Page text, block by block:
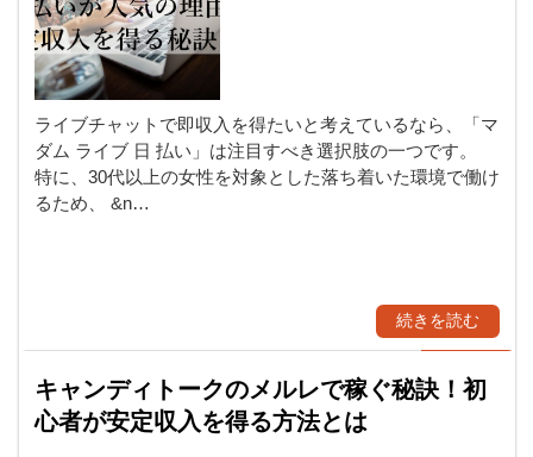
ライブチャットで即収入を得たいと考えているなら、「マ
ダム ライブ 日 払い」は注目すべき選択肢の一つです。
特に、30代以上の女性を対象とした落ち着いた環境で働け
るため、 &n…
続きを読む
キャンディトークのメルレで稼ぐ秘訣！初
心者が安定収入を得る方法とは